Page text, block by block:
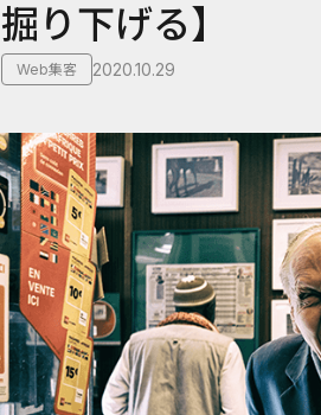
掘り下げる】
Web集客 2020.10.29